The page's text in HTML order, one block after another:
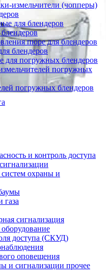
измельчители (чопперы)
для блендеров
пюре для блендеров
блендеров
для погружных блендеров
погружных
погружных блендеров
и контроль доступа
охраны и
газа
сигнализация
доступа (СКУД)
оповещения
и сигнализации прочее